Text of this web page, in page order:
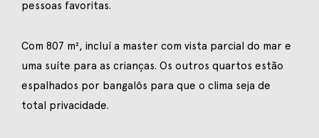
pessoas favoritas.
Com 807 m², incluí a master com vista parcial do mar e
uma suíte para as crianças. Os outros quartos estão
espalhados por bangalôs para que o clima seja de
total privacidade.